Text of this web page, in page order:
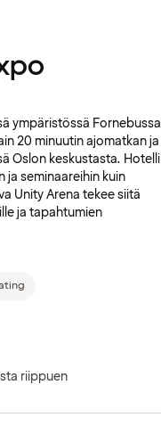
ympäristössä
20 minuutin ajomatkan ja
Oslon keskustasta. Hotelli
ja seminaareihin kuin
Unity Arena tekee siitä
ja tapahtumien
riippuen